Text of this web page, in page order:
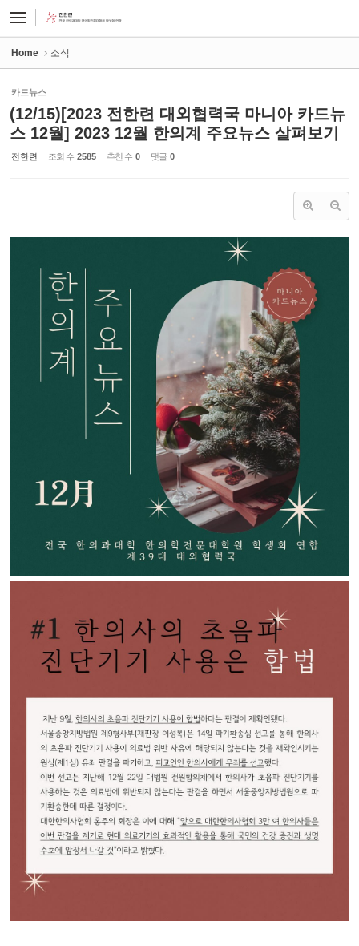
Home 소식
카드뉴스
(12/15)[2023 전한련 대외협력국 마니아 카드뉴
스 12월] 2023 12월 한의계 주요뉴스 살펴보기
전한련 조회 수 2585 추천 수 0 댓글 0